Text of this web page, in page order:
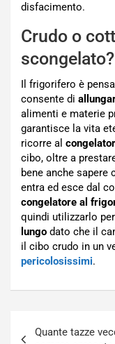
disfacimento.
Crudo o
scongelato?
Il frigorifero è
consente di
alimenti e materie
garantisce la vita
ricorre al
cibo, oltre a
bene anche
entra ed esce dal
congelatore al
quindi utilizzarlo
lungo dato che il
il cibo crudo in un
pericolosissimi.
Quante tazze